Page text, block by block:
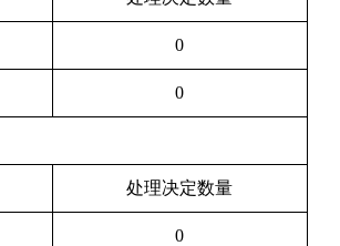
0
0
处理决定数量
0